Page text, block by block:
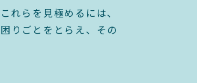
れらを見極めるには、
りごとをとらえ、その